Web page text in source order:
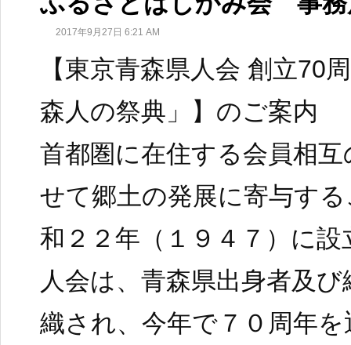
2017年9月27日 6:21 AM
【東京青森県人会 創立70
森人の祭典」】のご案内
首都圏に在住する会員相
せて郷土の発展に寄与す
和２２年（１９４７）に
人会は、青森県出身者及
織され、今年で７０周年